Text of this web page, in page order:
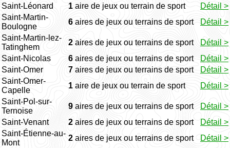
Saint-Léonard
1 aire de jeux ou terrain de sport
Détail >
Saint-Martin-
Boulogne
6 aires de jeux ou terrains de sport
Détail >
Saint-Martin-lez-
Tatinghem
2 aires de jeux ou terrains de sport
Détail >
Saint-Nicolas
6 aires de jeux ou terrains de sport
Détail >
Saint-Omer
7 aires de jeux ou terrains de sport
Détail >
Saint-Omer-
Capelle
1 aire de jeux ou terrain de sport
Détail >
Saint-Pol-sur-
Ternoise
9 aires de jeux ou terrains de sport
Détail >
Saint-Venant
2 aires de jeux ou terrains de sport
Détail >
Saint-Étienne-au-
Mont
2 aires de jeux ou terrains de sport
Détail >